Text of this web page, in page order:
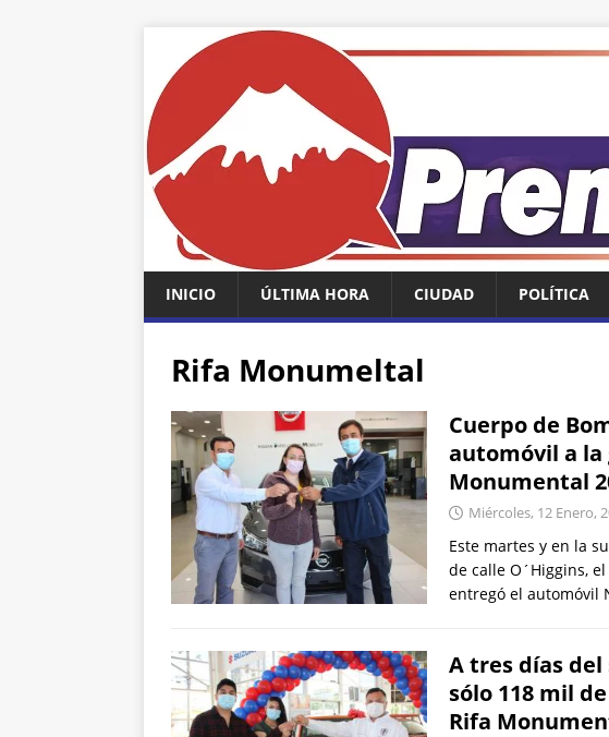
INICIO ÚLTIMA HORA CIUDAD POLÍTICA
Rifa Monumeltal
Cuerpo de
automóvil a la
Monumental
Miércoles, 12 Enero,
Este martes y en la
de calle O´Higgins,
entregó el automóvil
A tres días
sólo 118 mil
Rifa